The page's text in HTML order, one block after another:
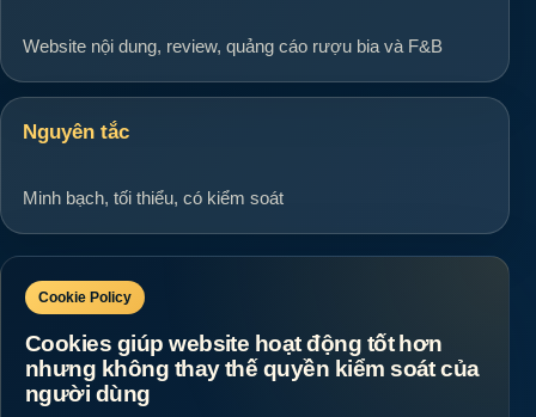
Website nội dung, review, quảng cáo rượu bia và F&B
Nguyên tắc
Minh bạch, tối thiểu, có kiểm soát
Cookie Policy
Cookies giúp website hoạt động tốt hơn
nhưng không thay thế quyền kiểm soát của
người dùng